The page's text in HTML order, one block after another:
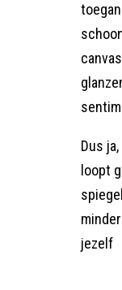
Dus
loopt
jezelf